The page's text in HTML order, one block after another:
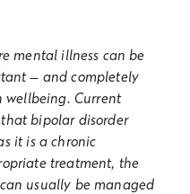
mental illness can be
– and completely
wellbeing. Current
bipolar disorder
it is a chronic
treatment, the
usually be managed